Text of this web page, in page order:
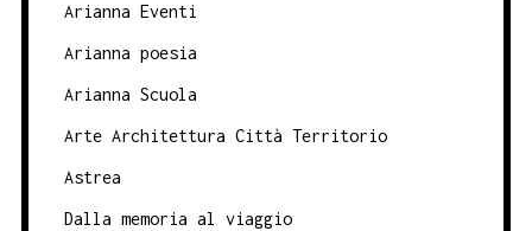
Arianna Eventi
Arianna poesia
Arianna Scuola
Arte Architettura Città Territorio
Astrea
Dalla memoria al viaggio